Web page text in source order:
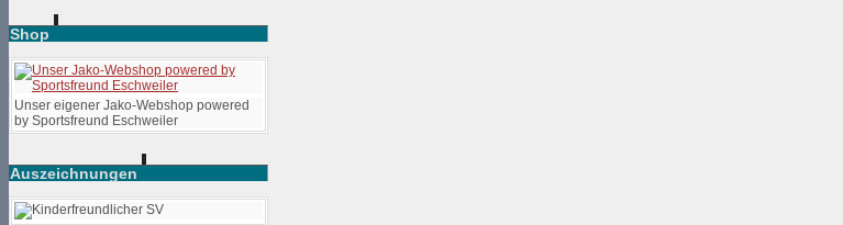
Shop
Unser eigener Jako-Webshop powered
by Sportsfreund Eschweiler
Auszeichnungen